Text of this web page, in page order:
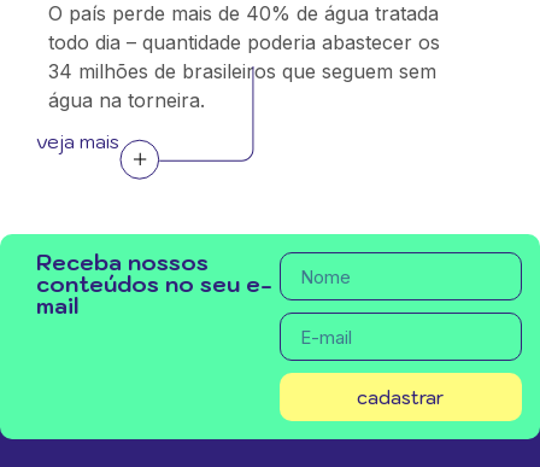
O país perde mais de 40% de água tratada
todo dia – quantidade poderia abastecer os
34 milhões de brasileiros que seguem sem
água na torneira.
veja mais
Receba nossos
conteúdos no seu e-
mail
cadastrar